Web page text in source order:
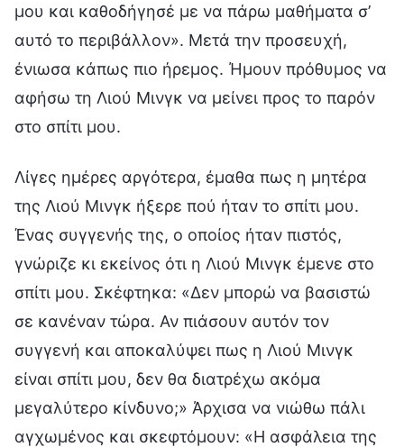
μου και καθοδήγησέ με να πάρω μαθήματα σ’
αυτό το περιβάλλον». Μετά την προσευχή,
ένιωσα κάπως πιο ήρεμος. Ήμουν πρόθυμος να
αφήσω τη Λιού Μινγκ να μείνει προς το παρόν
στο σπίτι μου.
Λίγες ημέρες αργότερα, έμαθα πως η μητέρα
της Λιού Μινγκ ήξερε πού ήταν το σπίτι μου.
Ένας συγγενής της, ο οποίος ήταν πιστός,
γνώριζε κι εκείνος ότι η Λιού Μινγκ έμενε στο
σπίτι μου. Σκέφτηκα: «Δεν μπορώ να βασιστώ
σε κανέναν τώρα. Αν πιάσουν αυτόν τον
συγγενή και αποκαλύψει πως η Λιού Μινγκ
είναι σπίτι μου, δεν θα διατρέχω ακόμα
μεγαλύτερο κίνδυνο;» Άρχισα να νιώθω πάλι
αγχωμένος και σκεφτόμουν: «Η ασφάλεια της